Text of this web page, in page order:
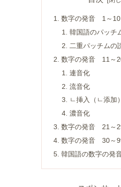
数字の発音 1～10
韓国語のパッチ
二重パッチムの
数字の発音 11～
連音化
流音化
ㄴ挿入（ㄴ添加）
濃音化
数字の発音 21～
数字の発音 30～
韓国語の数字の発